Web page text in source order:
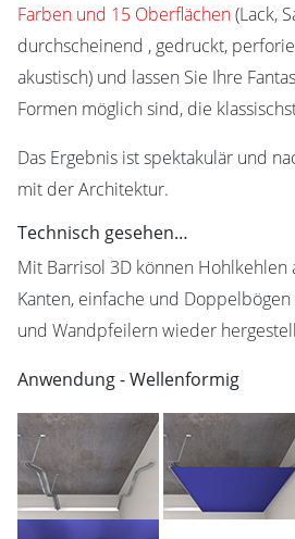
Farben und 15 Oberflächen(Lack,
durchscheinend , gedruckt,
akustisch) und lassen Sie Ihre
Formen möglich sind, die
Das Ergebnis ist spektakulär und
mit der Architektur.
Technisch gesehen…
Mit Barrisol 3D können Hohlkehlen
Kanten, einfache und
und Wandpfeilern wieder
Anwendung - Wellenformig